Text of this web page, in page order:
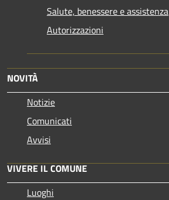
Salute, benessere e assistenza
Autorizzazioni
NOVITÀ
Notizie
Comunicati
Avvisi
VIVERE IL COMUNE
Luoghi